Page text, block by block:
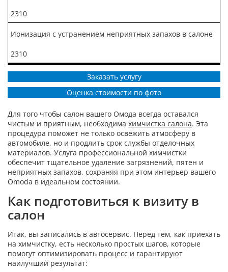
2310
Ионизация с устранением неприятных запахов в салоне
2310
Заказать услугу
Оценка стоимости по фото
Для того чтобы салон вашего Омода всегда оставался
чистым и приятным, необходима химчистка салона. Эта
процедура поможет не только освежить атмосферу в
автомобиле, но и продлить срок службы отделочных
материалов. Услуга профессиональной химчистки
обеспечит тщательное удаление загрязнений, пятен и
неприятных запахов, сохраняя при этом интерьер вашего
Omoda в идеальном состоянии.
Как подготовиться к визиту в
салон
Итак, вы записались в автосервис. Перед тем, как приехать
на химчистку, есть несколько простых шагов, которые
помогут оптимизировать процесс и гарантируют
наилучший результат: